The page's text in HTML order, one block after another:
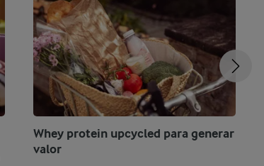
Whey protein upcycled para generar
valor